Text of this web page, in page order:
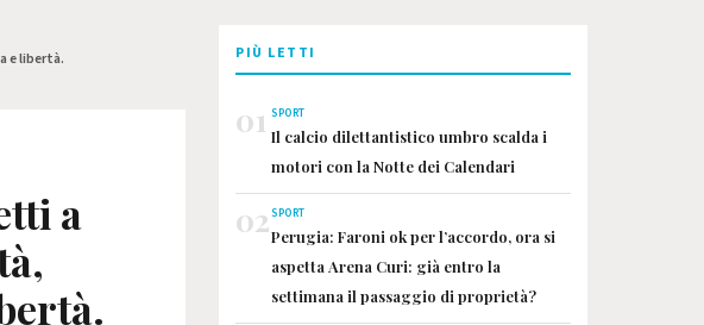
e libertà.
a
PIÙ LETTI
01 SPORT
Il calcio dilettantistico umbro scalda i
motori con la Notte dei Calendari
02SPORT
Perugia: Faroni ok per l’accordo, ora si
aspetta Arena Curi: già entro la
settimana il passaggio di proprietà?